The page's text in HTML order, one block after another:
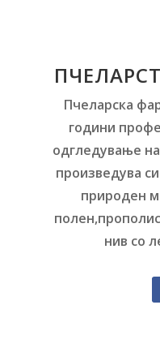
Пчеларска
години
одгледување
произведува
природен
нив со